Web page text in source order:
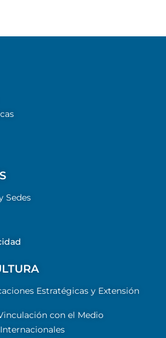
Sedes
Estratégicas y Extensión
con el Medio